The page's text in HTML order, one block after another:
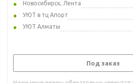
Новосибирск, Лента
УЮТ в тц Апорт
УЮТ Алматы
Под заказ